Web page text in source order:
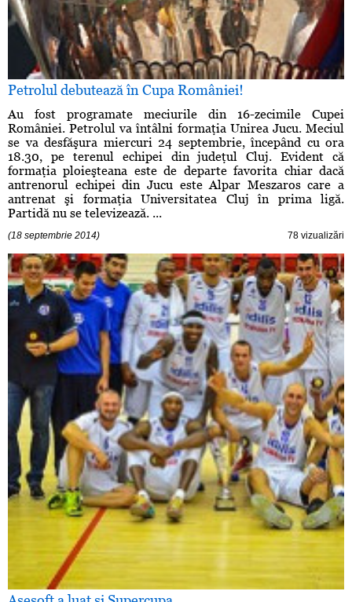
Petrolul debutează în Cupa României!
Au fost programate meciurile din 16-zecimile Cupei
României. Petrolul va întâlni formaţia Unirea Jucu. Meciul
se va desfăşura miercuri 24 septembrie, începând cu ora
18.30, pe terenul echipei din judeţul Cluj. Evident că
formaţia ploieşteana este de departe favorita chiar dacă
antrenorul echipei din Jucu este Alpar Meszaros care a
antrenat şi formaţia Universitatea Cluj în prima ligă.
Partidă nu se televizează. ...
(18 septembrie 2014) 78 vizualizări